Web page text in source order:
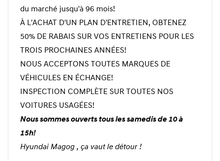
du marché jusqu'à 96 mois!
À L'ACHAT D'UN PLAN D'ENTRETIEN, OBTENEZ
50% DE RABAIS SUR VOS ENTRETIENS POUR LES
TROIS PROCHAINES ANNÉES!
NOUS ACCEPTONS TOUTES MARQUES DE
VÉHICULES EN ÉCHANGE!
INSPECTION COMPLÈTE SUR TOUTES NOS
VOITURES USAGÉES!
Nous sommes ouverts tous les samedis de 10 à
15h!
Hyundai Magog , ça vaut le détour !